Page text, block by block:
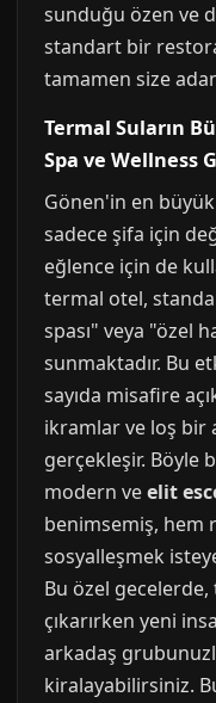
sunduğu özen ve
standart bir
tamamen size
Termal Suların
Spa ve Wellness
Gönen'in en
sadece şifa için
eğlence için de
termal otel,
spası" veya "özel
sunmaktadır. Bu
sayıda misafire
ikramlar ve loş bir
gerçekleşir. Böyle
modern veelit
benimsemiş, hem
sosyalleşmek
Bu özel
çıkarırken yeni
arkadaş
kiralayabilirsiniz.